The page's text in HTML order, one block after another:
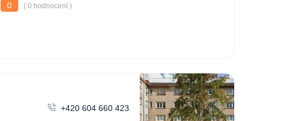
0
( 0 hodnocení )
+420 604 660 423